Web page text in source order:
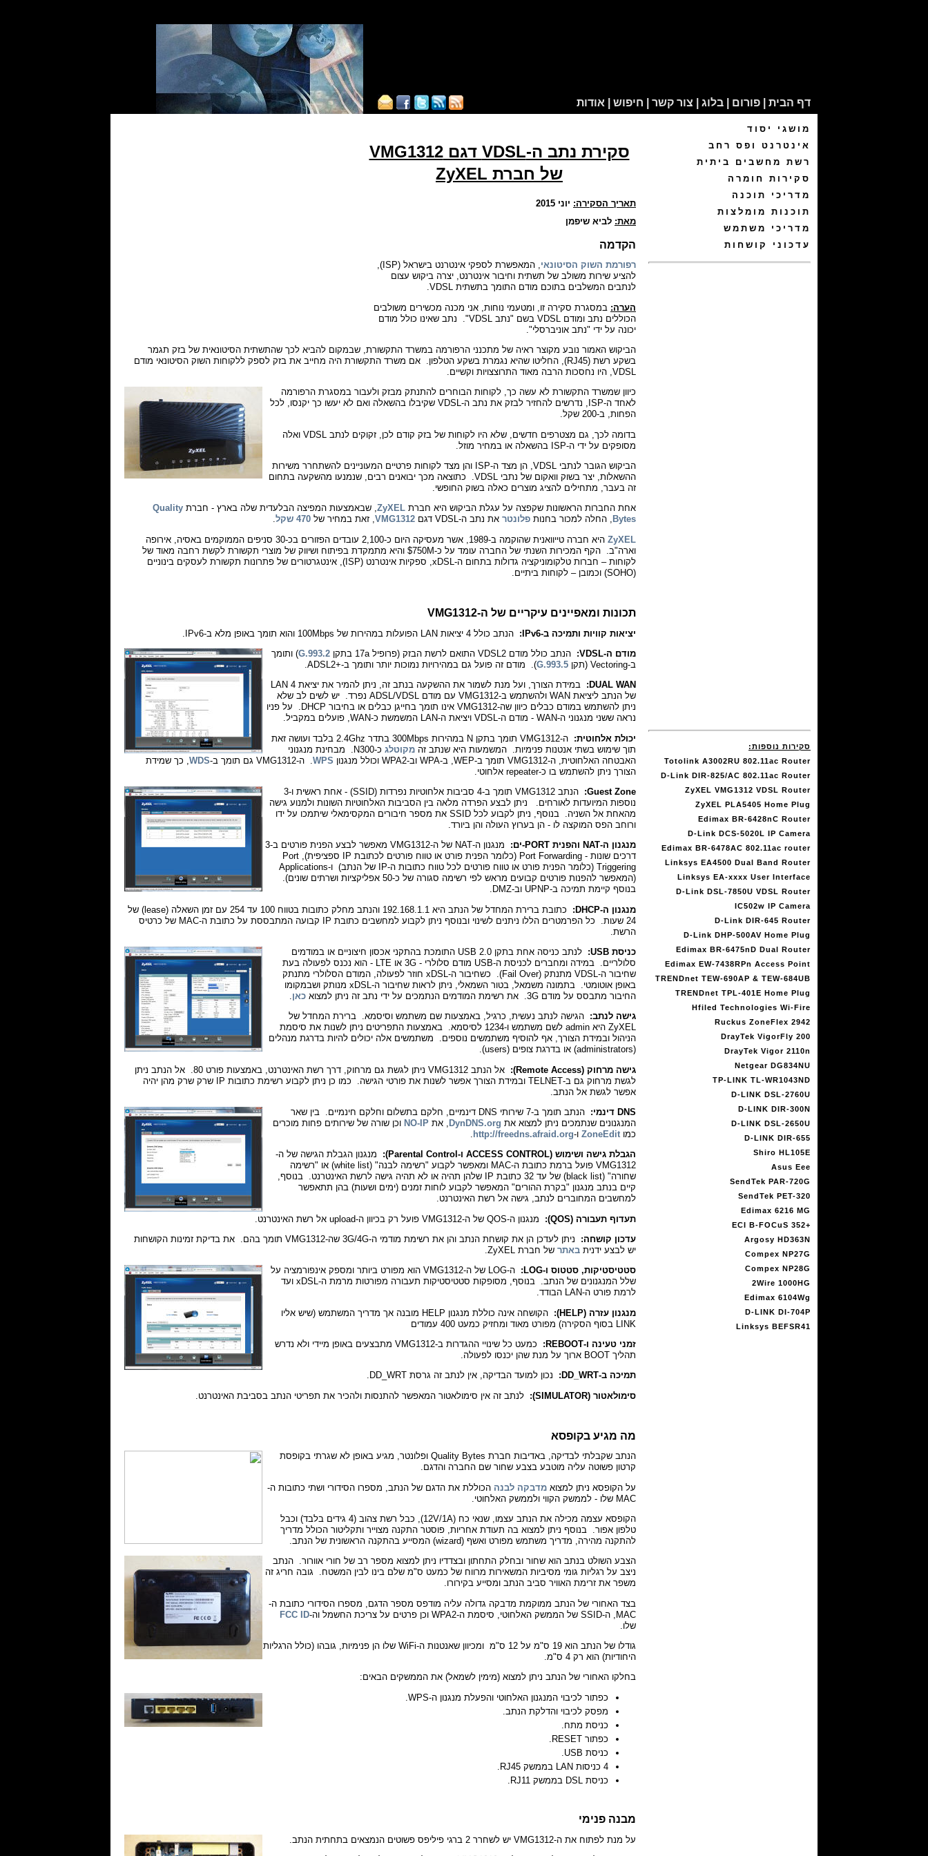
דף הבית פורום בלוג צור קשר חיפוש אודות
מושגי יסוד
אינטרנט ופס רחב
רשת מחשבים ביתית
סקירות חומרה
מדריכי תוכנה
תוכנות מומלצות
מדריכי משתמש
עדכוני קושחות
סקירות נוספות:
Totolink A3002RU 802.11ac Router
D-Link DIR-825/AC 802.11ac Router
ZyXEL VMG1312 VDSL Router
ZyXEL PLA5405 Home Plug
Edimax BR-6428nC Router
D-Link DCS-5020L IP Camera
Edimax BR-6478AC 802.11ac router
Linksys EA4500 Dual Band Router
Linksys EA-xxxx User Interface
D-Link DSL-7850U VDSL Router
IC502w IP Camera
D-Link DIR-645 Router
D-Link DHP-500AV Home Plug
Edimax BR-6475nD Dual Router
Edimax EW-7438RPn Access Point
TRENDnet TEW-690AP & TEW-684UB
TRENDnet TPL-401E Home Plug
Hfiled Technologies Wi-Fire
Ruckus ZoneFlex 2942
DrayTek VigorFly 200
DrayTek Vigor 2110n
Netgear DG834NU
TP-LINK TL-WR1043ND
D-LINK DSL-2760U
D-LINK DIR-300N
D-LINK DSL-2650U
D-LINK DIR-655
Shiro HL105E
Asus Eee
SendTek PAR-720G
SendTek PET-320
Edimax 6216 MG
ECI B-FOCuS 352+‎
Argosy HD363N
Compex NP27G
Compex NP28G
2Wire 1000HG
Edimax 6104Wg
D-LINK DI-704P
Linksys BEFSR41
סקירת נתב ה-VDSL דגם VMG1312
של חברת ZyXEL
תאריך הסקירה: יוני 2015
מאת: לביא שיפמן
הקדמה
רפורמת השוק הסיטונאי
, המאפשרת לספקי אינטרנט בישראל (ISP),
להציע שירות משולב של תשתית וחיבור אינטרנט, יצרה ביקוש עצום
לנתבים המשלבים בתוכם מודם התומך בתשתית VDSL.
הערה: במסגרת סקירה זו, ומטעמי נוחות, אני מכנה מכשירים משולבים
הכוללים נתב ומודם VDSL בשם "נתב VDSL". נתב שאינו כולל מודם
יכונה על ידי "נתב אוניברסלי".
הביקוש האמור נובע מקוצר ראיה של מתכנני הרפורמה במשרד התקשורת, שבמקום להביא לכך שהתשתית הסיטונאית של בזק תגמר
בשקע רשת (RJ45), החליטו שהיא נגמרת בשקע הטלפון. אם משרד התקשורת היה מחייב את בזק לספק ללקוחות השוק הסיטונאי מודם
VDSL, היו נחסכות הרבה מאוד התרוצצויות וקשיים.
כיוון שמשרד התקשורת לא עשה כך, לקוחות הבוחרים להתנתק מבזק ולעבור במסגרת הרפורמה
לאחד ה-ISP, נדרשים להחזיר לבזק את נתב ה-VDSL שקיבלו בהשאלה ואם לא יעשו כך יקנסו, לכל
הפחות, ב-200 שקל.
בדומה לכך, גם מצטרפים חדשים, שלא היו לקוחות של בזק קודם לכן, זקוקים לנתב VDSL ואלה
מסופקים על ידי ה-ISP בהשאלה או במחיר מוזל.
הביקוש הגובר לנתבי VDSL, הן מצד ה-ISP והן מצד לקוחות פרטיים המעוניינים להשתחרר משירות
ההשאלות, יצר בשוק וואקום של נתבי VDSL. כתוצאה מכך יבואנים רבים, שנמנעו מהשקעה בתחום
זה בעבר, מתחילים להציג מוצרים כאלה בשוק החופשי.
אחת החברות הראשונות שקפצה על עגלת הביקוש היא חברת ZyXEL, שבאמצעות המפיצה הבלעדית שלה בארץ - חברת Quality
Bytes , החלה למכור בחנות פלונטר את נתב ה-VDSL דגם VMG1312, זאת במחיר של 470 שקל
.
ZyXEL
היא חברה טייוואנית שהוקמה ב-1989, אשר מעסיקה היום כ-2,100 עובדים הפזורים בכ-30 סניפים הממוקמים באסיה, אירופה
וארה"ב. הקף המכירות השנתי של החברה עומד על כ-$750M והיא מתמקדת בפיתוח ושיווק של מוצרי תקשורת לקשת רחבה מאוד של
לקוחות – חברות טלקומוניקציה גדולות בתחום ה-xDSL, ספקיות אינטרנט (ISP), אינטגרטורים של פתרונות תקשורת לעסקים בינוניים
(SOHO) וכמובן – לקוחות ביתיים.
תכונות ומאפיינים עיקריים של ה-VMG1312
יציאות קוויות ותמיכה ב-IPv6:
הנתב כולל 4 יציאות LAN הפועלות במהירות של 100Mbps והוא תומך באופן מלא ב-IPv6.
מודם ה-VDSL
: הנתב כולל מודם VDSL2 התואם לרשת הבזק (פרופיל 17a בתקן G.993.2) ותומך
ב-Vectoring (תקן
G.993.5). מודם זה פועל גם במהירויות נמוכות יותר ותומך ב-+ADSL2.
DUAL WAN:
במידת הצורך, ועל מנת לשמור את ההשקעה בנתב זה, ניתן להמיר את יציאת LAN 4
של הנתב ליציאת WAN ולהשתמש ב-VMG1312 עם מודם ADSL/VDSL נפרד. יש לשים לב שלא
ניתן להשתמש במודם כבלים כיוון שה-VMG1312 אינו תומך בחייגן כבלים או בחיבור DHCP. על פניו
נראה ששני מנגנוני ה-WAN - מודם ה-VDSL ויציאת ה-LAN המשמשת כ-WAN, פועלים במקביל.
יכולת אלחוטית:
ה-VMG1312 תומך בתקן N במהירות 300Mbps בתדר 2.4Ghz בלבד ועושה זאת
תוך שימוש בשתי אנטנות פנימיות. המשמעות היא שנתב זה מקוטלג כ-N300.
מבחינת מנגנוני
האבטחה האלחוטית, ה-VMG1312 תומך ב- WEP, ב-WPA וב-WPA2 וכולל מנגנון WPS ה-VMG1312 גם תומך ב- WDS , כך שמידת
הצורך ניתן להשתמש בו כ-repeater אלחוטי.
Guest Zone:
הנתב VMG1312 תומך ב-4 סביבות אלחוטיות נפרדות (SSID) - אחת ראשית ו-3
נוספות המיועדות לאורחים. ניתן לבצע הפרדה מלאה בין הסביבות האלחוטיות השונות ולמנוע גישה
מהאחת אל השניה. בנוסף, ניתן לקבוע לכל SSID את מספר חיבורים המקסימאלי שיתמכו על ידו
ורוחב הפס המוקצה לו - הן בערוץ העולה והן ביורד.
מנגנון ה-NAT והפנית
PORT- ים:
מנגנון ה-NAT של ה-VMG1312 מאפשר לבצע הפנית פורטים ב-3
דרכים שונות - Port Forwarding (כלומר הפנית פורט או טווח פורטים לכתובת IP ספציפית), Port
Triggering (כלומר הפנית פורט או טווח פורטים לכל טווח כתובות ה-IP של הנתב) ו-Applications
(המאפשר להפנות פורטים קבועים מראש לפי רשימה סגורה של כ-50 אפליקציות ושרתים שונים).
בנוסף קיימת תמיכה ב-UPNP וב-DMZ.
מנגנון ה-DHCP:
כתובת ברירת המחדל של הנתב היא 192.168.1.1 והנתב מחלק כתובות בטווח 100 עד 254 עם זמן השאלה (lease) של
24 שעות. כל הפרמטרים הללו ניתנים לשינוי ובנוסף ניתן לקבוע למחשבים כתובת IP קבועה המתבססת על כתובת ה-MAC של כרטיס
הרשת.
כניסת USB:
לנתב כניסה אחת בתקן USB 2.0 התומכת בהתקני אכסון חיצוניים או במודמים
סלולריים. במידה ומחברים לכניסת ה-USB מודם סלולרי - 3G או LTE - הוא נכנס לפעולה בעת
שחיבור ה-VDSL מתנתק (Fail Over). כשחיבור ה-xDSL חוזר לפעולה, המודם הסלולרי מתנתק
באופן אוטומטי. בתמונה משמאל, בטור השמאלי, ניתן לראות שחיבור ה-xDSL מנותק ושבמקומו
החיבור מתבסס על מודם 3G. את רשימת המודמים הנתמכים על ידי נתב זה ניתן למצוא
כאן
גישה לנתב: הגישה לנתב נעשית, כרגיל, באמצעות שם משתמש וסיסמא. ברירת המחדל של
ZyXEL היא admin לשם משתמש ו-1234 לסיסמא. באמצעות התפריטים ניתן לשנות את סיסמת
הניהול ובמידת הצורך, אף להוסיף משתמשים נוספים. משתמשים אלה יכולים להיות בדרגת מנהלים
(administrators) או בדרגת צופים (users).
גישה מרחוק (Remote Access):
אל הנתב VMG1312 ניתן לגשת גם מרחוק, דרך רשת האינטרנט, באמצעות פורט 80. אל הנתב ניתן
לגשת מרחוק גם ב-TELNET ובמידת הצורך אפשר לשנות את פורטי הגישה. כמו כן ניתן לקבוע רשימת כתובות IP שרק שרק מהן יהיה
אפשר לגשת אל הנתב.
DNS דינמי:
הנתב תומך ב-7 שירותי DNS דינמיים, חלקם בתשלום וחלקם חינמיים. בין שאר
המנגנונים שנתמכים ניתן למצוא את DynDNS.org , את NO-IP וכן שורה של שירותים פחות מוכרים
כמו ZoneEdit ו-http://freedns.afraid.org
הגבלת גישה ושימוש (ACCESS CONTROL ו-Parental Control ):
מנגנון הגבלת הגישה של ה-
VMG1312 פועל ברמת כתובת ה-MAC ומאפשר לקבוע "רשימה לבנה" (white list) או "רשימה
שחורה" (black list) של עד 32 כתובת IP שלהן תהיה או לא תהיה גישה לרשת האינטרנט. בנוסף,
קיים בנתב מנגנון "בקרת ההורים" המאפשר לקבוע לוחות זמנים (ימים ושעות) בהן תתאפשר
למחשבים המחוברים לנתב, גישה אל רשת האינטרנט.
תעדוף תעבורה (QOS):
מנגנון ה-QOS של ה-VMG1312 פועל רק בכיוון ה-upload אל רשת האינטרנט.
עדכון קושחה:
ניתן לעדכן הן את קושחת הנתב והן את רשימת מודמי ה-3G/4G שה-VMG1312 תומך בהם. את בדיקת זמינות הקושחות
יש לבצע ידנית באתר של חברת ZyXEL.
סטטיסטיקות, סטטוס ו-LOG:
ה-LOG של ה-VMG1312 הוא מפורט ביותר ומספק אינפורמציה על
שלל המנגנונים של הנתב. בנוסף, מסופקות סטטיסטיקות תעבורה מפורטות מרמת ה-xDSL ועד
לרמת פורט ה-LAN הבודד.
מנגנון עזרה (HELP):
הקושחה אינה כוללת מנגנון HELP מובנה אך מדריך המשתמש (שיש אליו
LINK בסוף הסקירה) מפורט מאוד ו
מחזיק כמעט 400 עמודים
זמני טעינה ו-REBOOT:
כמעט כל שינויי ההגדרות ב-VMG1312 מתבצעים באופן מיידי ולא נדרש
תהליך BOOT ארוך על מנת שהן יכנסו לפעולה.
תמיכה ב-DD_WRT:
נכון למועד הבדיקה, אין לנתב זה גרסת DD_WRT.
סימולאטור (SIMULATOR)
: לנתב זה אין סימולאטור המאפשר להתנסות ולהכיר את תפריטי הנתב בסביבת האינטרנט.
מה מגיע בקופסא
הנתב שקבלתי לבדיקה, באדיבות חברת Quality Bytes ופלונטר, מגיע באופן לא שגרתי בקופסת
קרטון פשוטה עליה מוטבע בצבע שחור שם החברה והדגם.
על הקופסא ניתן למצוא מדבקה לבנה הכוללת את הדגם של הנתב, מספרו הסידורי ושתי כתובות ה-
MAC שלו - לממשק הקווי ולממשק האלחוטי.
הקופסא עצמה מכילה את הנתב עצמו, שנאי כח (12V/1A), כבל רשת צהוב (4 גידים בלבד) וכבל
טלפון אפור. בנוסף ניתן למצוא בה תעודת אחריות, פוסטר התקנה מצוייר ותקליטור הכולל מדריך
להתקנה מהירה, מדריך משתמש מפורט ואשף (wizard) המסייע בהתקנה הראשונית של הנתב.
הצבע השולט בנתב הוא שחור ובחלק התחתון ובצדדיו ניתן למצוא מספר רב של חורי אוורור. הנתב
ניצב על רגליות גומי מסיביות המשאירות מרווח של כמעט ס"מ שלם בינו לבין המשטח. גובה חריג זה
משפר את זרימת האוויר סביב הנתב ומסייע בקירורו.
בצד האחורי של הנתב ממוקמת מדבקה גדולה עליה מודפס מספר הדגם, מספרו הסידורי כתובת ה-
MAC, ה-SSID של הממשק האלחוטי, סיסמת ה-WPA2 וכן פרטים על צריכת החשמל וה-
FCC ID
שלו.
גודלו של הנתב הוא 19 ס"מ על 12 ס"מ ומכיוון שאנטנות ה-WiFi שלו הן פנימיות, גובהו (כולל הרגליות
היחודיות) הוא רק 4 ס"מ.
בחלקו האחורי של הנתב ניתן למצוא (מימין לשמאל) את הממשקים הבאים:
כפתור לכיבוי המנגנון האלחוטי והפעלת מנגנון ה-WPS.
מפסק לכיבוי והדלקת הנתב.
כניסת מתח.
כפתור RESET.
כניסת USB.
4 כניסות LAN בממשק RJ45.
כניסת DSL בממשק RJ11.
מבנה פנימי
על מנת לפתוח את ה-VMG1312 יש לשחרר 2 ברגי פיליפס פשוטים הנמצאים בתחתית הנתב.